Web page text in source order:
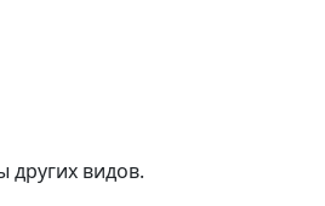
других видов.